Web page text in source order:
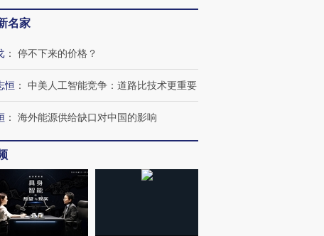
国走私7万
体内含3种
育部长拱下台
名家
： 停不下来的价格？
恒 ： 中美人工智能竞争：道路比技术更重要
： 海外能源供给缺口对中国的影响